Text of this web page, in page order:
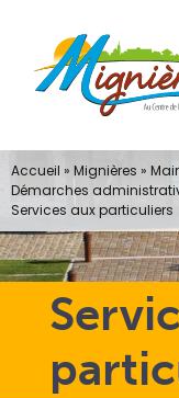
contenu
Accueil » Mignières »
Démarches
Services aux particuliers